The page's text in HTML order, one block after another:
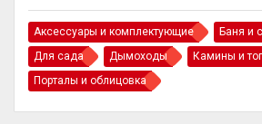
Аксессуары и комплектующие
Баня и
Для сада
Дымоходы Камины и
Порталы и облицовка